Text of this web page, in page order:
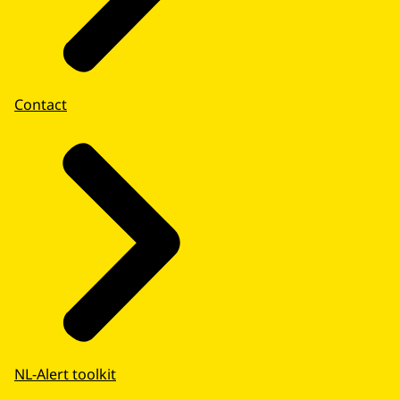
moet doen.
NL-Alert bericht horen, zien en voelen
Als u een NL-Alert ontvangt, geeft uw
Uw telefoon gaat ook trillen. En op het
NL-Alert berichten verschijnen ook op
digitale reclameschermen en
reisinformatieschermen van trein, bus,
tram en metro.
NL-Alert App
De NL-Alert App heeft extra functies voor
mensen die doof of slechthorend zijn.
• U kunt op een kaart zien waar de NL-
• U kunt de NL-Alerts tot zeven dagen in
Contact
NL-Alert toolkit